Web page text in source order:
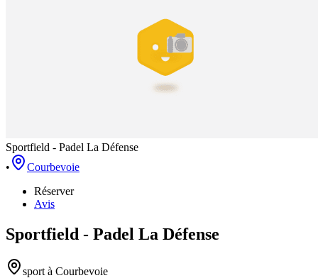
Sportfield - Padel La Défense
•
Courbevoie
Réserver
Avis
Sportfield - Padel La Défense
sport à Courbevoie